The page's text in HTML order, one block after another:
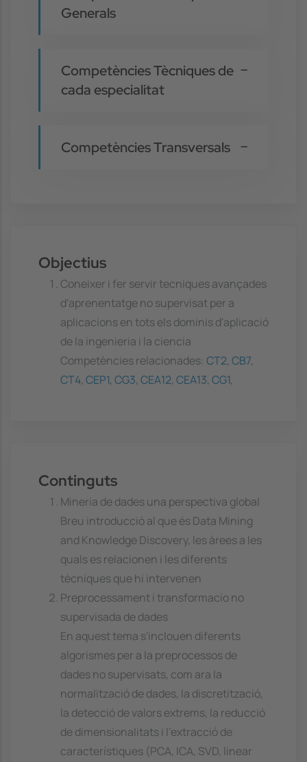
Generals
Competències Tècniques de
cada especialitat
Competències Transversals
Objectius
Coneixer i fer servir tecniques avançades
d'aprenentatge no supervisat per a
aplicacions en tots els dominis d'aplicació
de la ingenieria i la ciencia
Competències relacionades: CT2, CB7,
CT4, CEP1, CG3, CEA12, CEA13, CG1,
Continguts
Mineria de dades una perspectiva global
Breu introducció al que és Data Mining
and Knowledge Discovery, les àrees a les
quals es relacionen i les diferents
tècniques que hi intervenen
Preprocessament i transformacio no
supervisada de dades
En aquest tema s'inclouen diferents
algorismes per a la preprocessos de
dades no supervisats, com ara la
normalització de dades, la discretització,
la detecció de valors extrems, la reducció
de dimensionalitats i l'extracció de
característiques (PCA, ICA, SVD, linear